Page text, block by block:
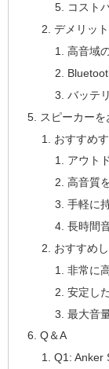
コスト
デメリット
高音域
バッテ
スピーカー
おすすめ
アウト
高音質
手軽に
長時間
おすすめ
非常に
安定し
最大音
Q＆A
Q1: Anker